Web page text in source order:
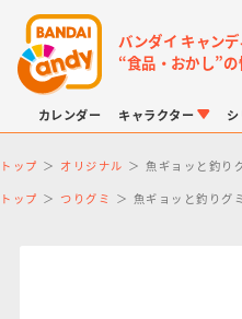
バンダイ キャン
“食品・おかし”
カレンダー キャラクター
プリキ
チ
トップ オリジナル 魚ギョッと釣り
トップ つりグミ 魚ギョッと釣りグ